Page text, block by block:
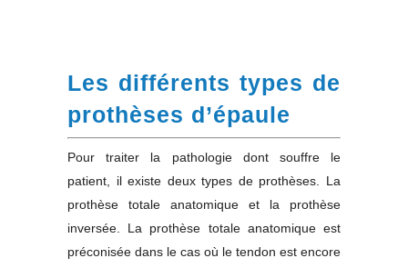
Les différents types de
prothèses d’épaule
Pour traiter la pathologie dont souffre le
patient, il existe deux types de prothèses. La
prothèse totale anatomique et la prothèse
inversée. La prothèse totale anatomique est
préconisée dans le cas où le tendon est encore